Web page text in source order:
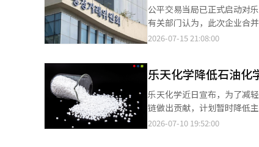
施（NCC）及聚乙烯（PE）
和用于粘合剂、涂料的树脂等下游业
余天NCC将停止运营其持有
的现有债务。为了实现供应链稳
相关部门启动超过7000亿
以促进设施整合和高附加值
口保险费折扣，并将保证额度提高至最高2倍。 在企业分割、合并和
轻。资产出售时的纳税递延
公平交易当局已正式启动对
有关部门认为，此次企业合并可
员会事务处于15日表示，乐
油银行各持有HD现代化学
及相关生产设施。 公平交易委员会的审查员在去年11月接收申请后，分析了相关市场及利益相关者的意见，认为此
次合并在国内低密度聚乙烯
并将减少竞争者，导致企业间的合作
市场竞争秩序的整改方案初
2026-07-15 21:08:00
乐天化学降低石油化
乐天化学近日宣布，为了减
链做出贡献，计划暂时降低主要产品的供应
年石脑油供应稳定化支持金
2026-07-10 19:52:00